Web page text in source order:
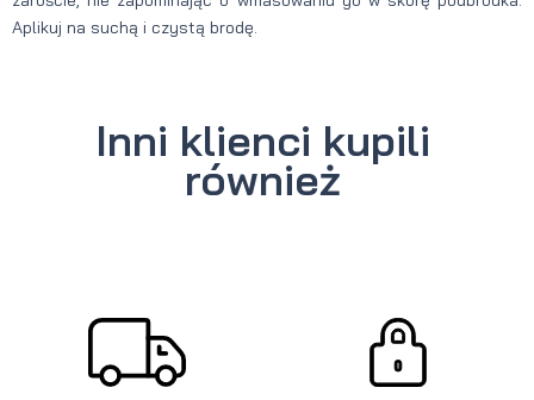
Aplikuj na suchą i czystą brodę.
Inni klienci kupili
również